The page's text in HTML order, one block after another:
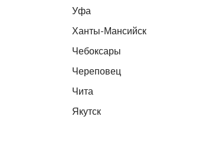
Уфа
Ханты-Мансийск
Чебоксары
Череповец
Чита
Якутск